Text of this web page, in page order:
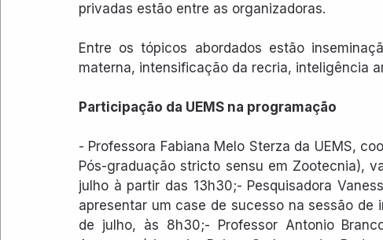
privadas estão entre as organizadoras.
Entre os tópicos abordados estão
materna, intensificação da recria, inteligência
Participação da UEMS na programação
- Professora Fabiana Melo Sterza da UEMS,
Pós-graduação stricto sensu em Zootecnia),
julho à partir das 13h30;- Pesquisadora
apresentar um case de sucesso na sessão
de julho, às 8h30;- Professor Antonio